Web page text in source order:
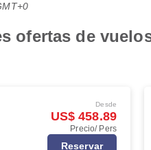
ofertas de
Desde
US$ 458.89
Precio/ Pers
Reservar